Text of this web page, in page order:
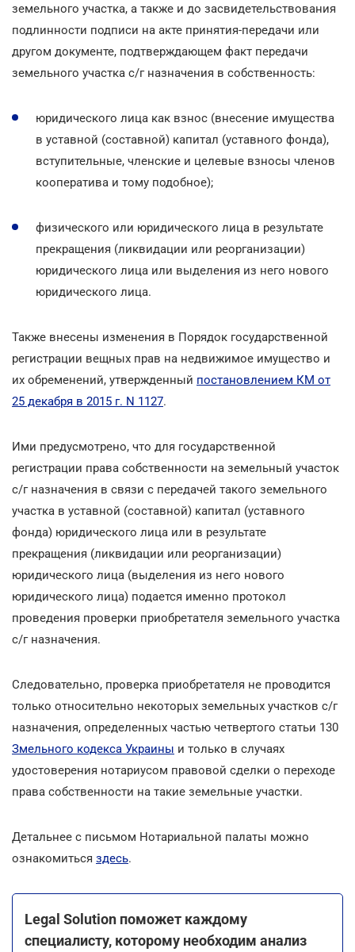
земельного участка, а также и до засвидетельствования
подлинности подписи на акте принятия-передачи или
другом документе, подтверждающем факт передачи
земельного участка с/г назначения в собственность:
юридического лица как взнос (внесение имущества
в уставной (составной) капитал (уставного фонда),
вступительные, членские и целевые взносы членов
кооператива и тому подобное);
физического или юридического лица в результате
прекращения (ликвидации или реорганизации)
юридического лица или выделения из него нового
юридического лица.
Также внесены изменения в Порядок государственной
регистрации вещных прав на недвижимое имущество и
их обременений, утвержденный постановлением КМ от
25 декабря в 2015 г. N 1127.
Ими предусмотрено, что для государственной
регистрации права собственности на земельный участок
с/г назначения в связи с передачей такого земельного
участка в уставной (составной) капитал (уставного
фонда) юридического лица или в результате
прекращения (ликвидации или реорганизации)
юридического лица (выделения из него нового
юридического лица) подается именно протокол
проведения проверки приобретателя земельного участка
с/г назначения.
Следовательно, проверка приобретателя не проводится
только относительно некоторых земельных участков с/г
назначения, определенных частью четвертого статьи 130
Змельного кодекса Украины и только в случаях
удостоверения нотариусом правовой сделки о переходе
права собственности на такие земельные участки.
Детальнее с письмом Нотариальной палаты можно
ознакомиться здесь.
Legal Solution поможет каждому
специалисту, которому необходим анализ